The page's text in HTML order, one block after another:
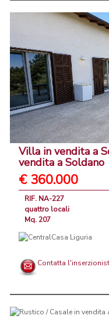
Villa in vendita a
vendita a Soldano
€ 360.000
RIF. NA-227
quattro locali
Mq. 207
Contatta